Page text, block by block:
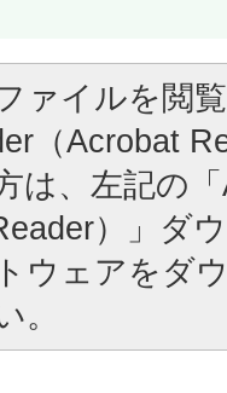
ァイルを閲
（Acrobat
は、左記の
）」ダ
ウェアをダ
。